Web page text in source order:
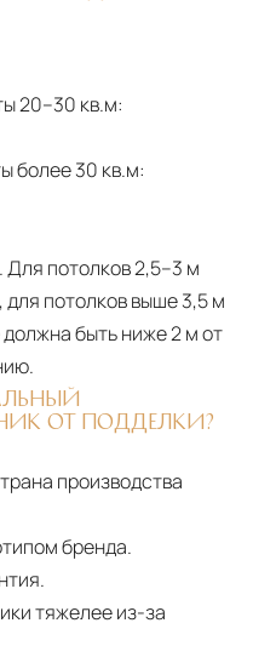
20–30 кв.м:
более 30 кв.м:
потолков 2,5–3 м
потолков выше 3,5 м
быть ниже 2 м от
ОТ ПОДДЕЛКИ?
производства
бренда.
тяжелее из-за